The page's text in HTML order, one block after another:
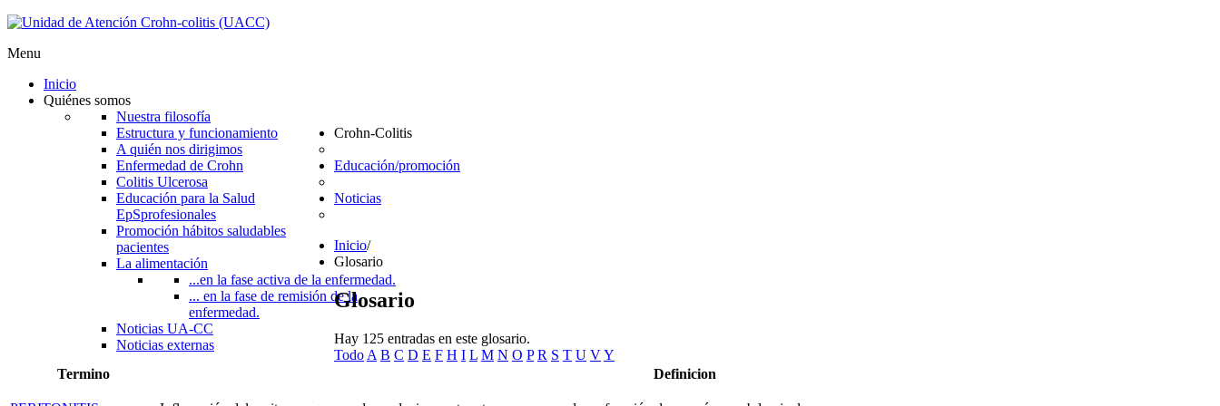
Menu
Inicio
Quiénes somos
Nuestra filosofía
Estructura y funcionamiento
A quién nos dirigimos
Crohn-Colitis
Enfermedad de Crohn
Colitis Ulcerosa
Educación/promoción
Educación para la Salud
EpSprofesionales
Promoción hábitos saludables
pacientes
La alimentación
...en la fase activa de la enfermedad.
... en la fase de remisión de la
enfermedad.
Noticias
Noticias UA-CC
Noticias externas
Inicio/
Glosario
Glosario
Hay 125 entradas en este glosario.
Todo A B C D E F H I L M N O P R S T U VY
Termino
Definicion